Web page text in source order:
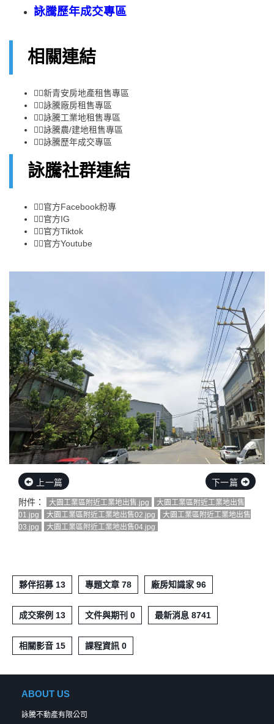
詠騰歷年成交專區
相關連結
👉🏻新青安房地產租售專區
👉🏻詠騰廠房租售專區
👉🏻詠騰工業地租售專區
👉🏻詠騰農/建地租售專區
👉🏻詠騰歷年成交專區
詠騰社群連結
👉🏻官方Facebook粉專
👉🏻官方IG
👉🏻官方Tiktok
👉🏻官方Youtube
上一篇
下一篇
附件：
大園工業區附近工業地出售.jpg
大園工業區附近工業地出售
01.jpg
大園工業區附近工業地出售02.jpg
大園工業區附近工業地出售
03.jpg
大園工業區附近工業地出售04.jpg
夥伴招募 13 專題文章 78 廠房知識家 96
成交案例 13 文件與期刊 0 最新消息 8741
相關影音 15 課程資訊 0
ABOUT US
詠騰不動產有限公司